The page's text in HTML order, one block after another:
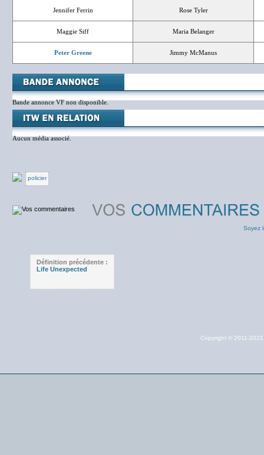
Jennifer Ferrin Rose Tyler
Maggie Siff Maria Belanger
Peter Greene Jimmy McManus
Bande annonce VF non disponible.
Aucun média associé.
policier
Soyez
Définition précédente :
Life Unexpected
Copyright © 2011-